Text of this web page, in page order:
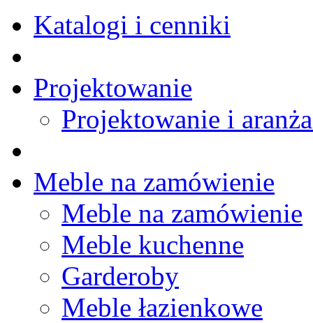
Katalogi i cenniki
Projektowanie
Projektowanie i
Meble na zamówienie
Meble na zamówienie
Meble kuchenne
Garderoby
Meble łazienkowe